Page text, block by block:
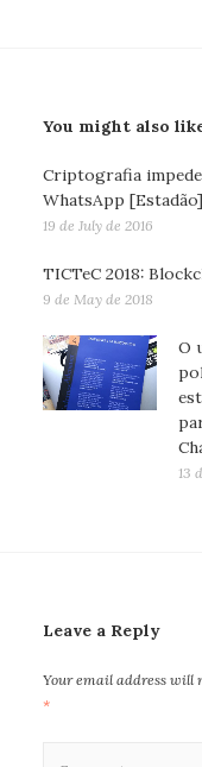
You might also
Criptografia impede
WhatsApp [Estadão]
19 de July de 2016
TICTeC 2018:
9 de May de 2018
O
13
Leave a Reply
Your email address will
*